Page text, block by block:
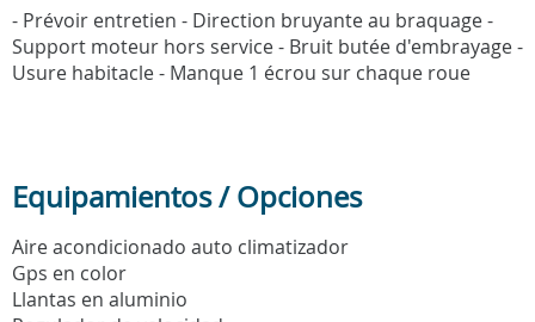
- Prévoir entretien - Direction bruyante au braquage -
Support moteur hors service - Bruit butée d'embrayage -
Usure habitacle - Manque 1 écrou sur chaque roue
Equipamientos / Opciones
Aire acondicionado auto climatizador
Gps en color
Llantas en aluminio